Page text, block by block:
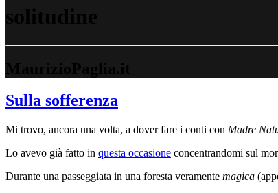
Sulla sofferenza
Mi trovo, ancora una volta, a dover fare i conti con Madre
Lo avevo già fatto in questa occasione concentrandomi sul
Durante una passeggiata in una foresta veramente magica